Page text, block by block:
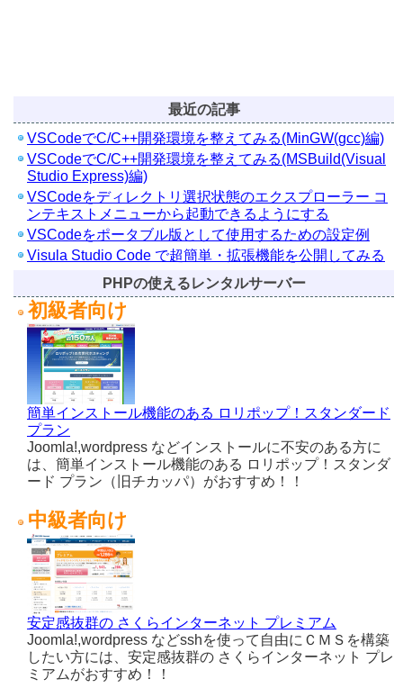
最近の記事
VSCodeでC/C++開発環境を整えてみる(MinGW(gcc)編)
VSCodeでC/C++開発環境を整えてみる(MSBuild(Visual
Studio Express)編)
VSCodeをディレクトリ選択状態のエクスプローラー コ
ンテキストメニューから起動できるようにする
VSCodeをポータブル版として使用するための設定例
Visula Studio Code で超簡単・拡張機能を公開してみる
PHPの使えるレンタルサーバー
初級者向け
簡単インストール機能のある ロリポップ！スタンダード
プラン
Joomla!,wordpress などインストールに不安のある方に
は、簡単インストール機能のある ロリポップ！スタンダ
ード プラン（旧チカッパ）がおすすめ！！
中級者向け
安定感抜群の さくらインターネット プレミアム
Joomla!,wordpress などsshを使って自由にＣＭＳを構築
したい方には、安定感抜群の さくらインターネット プレ
ミアムがおすすめ！！